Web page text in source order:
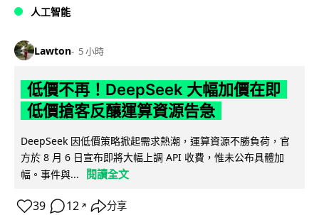
人工智能
Lawton 5 小時
低價不再！DeepSeek 大幅加價在即
低價搶客反釀運算資源告急
DeepSeek 因低價策略掀起需求熱潮，運算資源不勝負荷，官
方於 8 月 6 日宣布即將大幅上調 API 收費，惟未公布具體加
幅。事件與...
閱讀全文
39 12 ↗ 分享